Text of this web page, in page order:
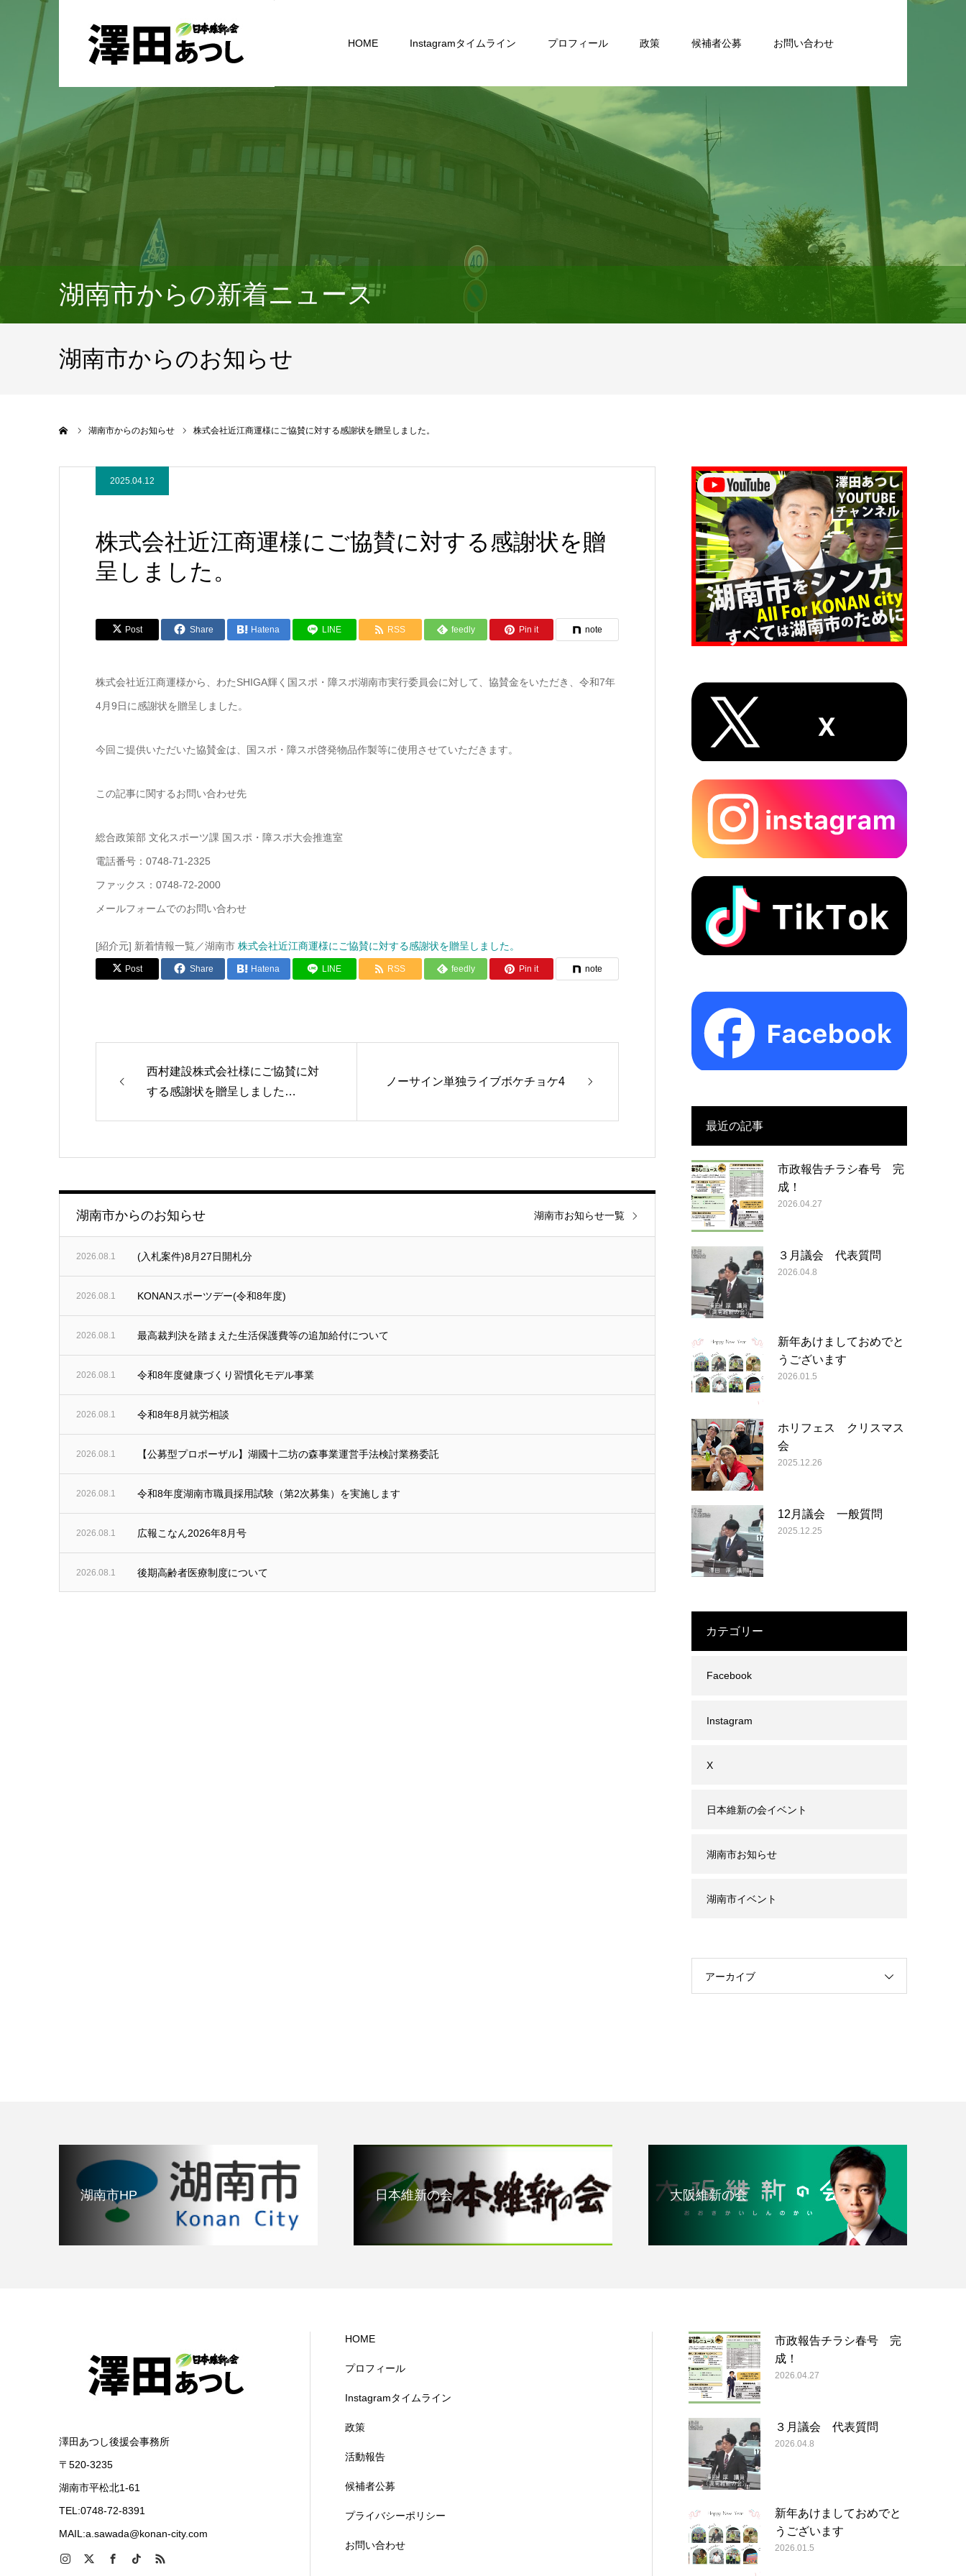
HOME Instagramタイムライン プロフィール 政策 候補者公募 お問い合わせ
湖南市からの新着ニュース
湖南市からのお知らせ
湖南市からのお知らせ 株式会社近江商運様にご協賛に対する感謝状を贈呈しました。
2025.04.12
株式会社近江商運様にご協賛に対する感謝状を贈
呈しました。
Post Share Hatena LINE RSS feedly Pin it note
株式会社近江商運様から、わたSHIGA輝く国スポ・障スポ湖南市実行委員会に対して、協賛金をいただき、令和7年
4月9日に感謝状を贈呈しました。
今回ご提供いただいた協賛金は、国スポ・障スポ啓発物品作製等に使用させていただきます。
この記事に関するお問い合わせ先
総合政策部 文化スポーツ課 国スポ・障スポ大会推進室
電話番号：0748-71-2325
ファックス：0748-72-2000
メールフォームでのお問い合わせ
[紹介元] 新着情報一覧／湖南市 株式会社近江商運様にご協賛に対する感謝状を贈呈しました。
Post Share Hatena LINE RSS feedly Pin it note
西村建設株式会社様にご協賛に対
する感謝状を贈呈しました…
ノーサイン単独ライブボケチョケ4
湖南市からのお知らせ
2026.08.1 (入札案件)8月27日開札分
2026.08.1 KONANスポーツデー(令和8年度)
2026.08.1 最高裁判決を踏まえた生活保護費等の追加給付について
2026.08.1 令和8年度健康づくり習慣化モデル事業
2026.08.1 令和8年8月就労相談
2026.08.1 【公募型プロポーザル】湖國十二坊の森事業運営手法検討業務委託
2026.08.1 令和8年度湖南市職員採用試験（第2次募集）を実施します
2026.08.1 広報こなん2026年8月号
2026.08.1 後期高齢者医療制度について
湖南市お知らせ一覧
最近の記事
市政報告チラシ春号 完
成！
2026.04.27
３月議会 代表質問
2026.04.8
新年あけましておめでと
うございます
2026.01.5
ホリフェス クリスマス
会
2025.12.26
12月議会 一般質問
2025.12.25
カテゴリー
Facebook
Instagram
X
日本維新の会イベント
湖南市お知らせ
湖南市イベント
アーカイブ
湖南市HP 日本維新の会 大阪維新の会
澤田あつし後援会事務所
〒520-3235
湖南市平松北1-61
TEL:0748-72-8391
MAIL:a.sawada@konan-city.com
HOME
プロフィール
Instagramタイムライン
政策
活動報告
候補者公募
プライバシーポリシー
お問い合わせ
市政報告チラシ春号 完
成！
2026.04.27
３月議会 代表質問
2026.04.8
新年あけましておめでと
うございます
2026.01.5